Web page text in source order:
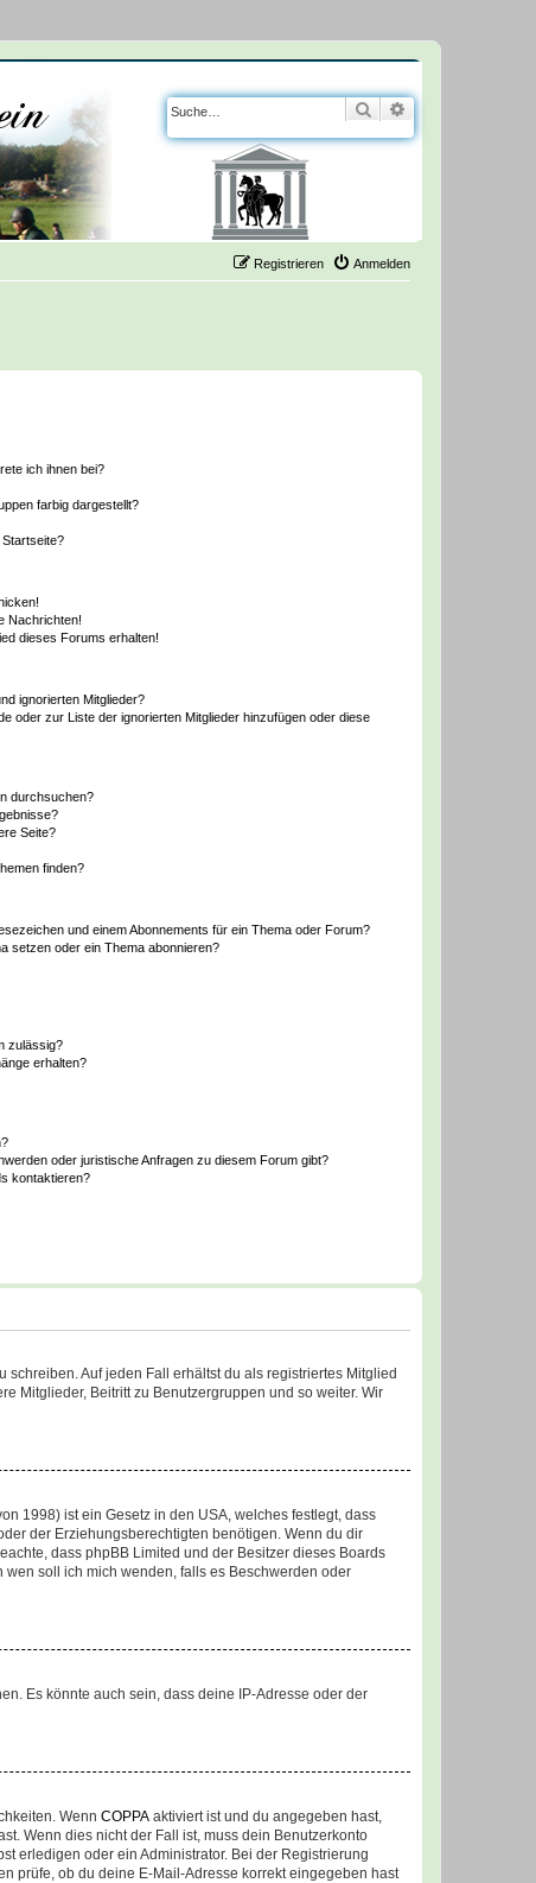
Suche
Anmelden
Registrieren
ich ihnen bei?
farbig dargestellt?
Startseite?
Nachrichten!
dieses Forums erhalten!
ignorierten Mitglieder?
oder zur Liste der ignorierten Mitglieder hinzufügen oder diese
durchsuchen?
Seite?
finden?
und einem Abonnements für ein Thema oder Forum?
setzen oder ein Thema abonnieren?
zulässig?
erhalten?
oder juristische Anfragen zu diesem Forum gibt?
kontaktieren?
Auf jeden Fall erhältst du als registriertes Mitglied
Mitglieder, Beitritt zu Benutzergruppen und so weiter. Wir
1998) ist ein Gesetz in den USA, welches festlegt, dass
der Erziehungsberechtigten benötigen. Wenn du dir
dass phpBB Limited und der Besitzer dieses Boards
soll ich mich wenden, falls es Beschwerden oder
Es könnte auch sein, dass deine IP-Adresse oder der
Wenn COPPA aktiviert ist und du angegeben hast,
Wenn dies nicht der Fall ist, muss dein Benutzerkonto
erledigen oder ein Administrator. Bei der Registrierung
prüfe, ob du deine E-Mail-Adresse korrekt eingegeben hast